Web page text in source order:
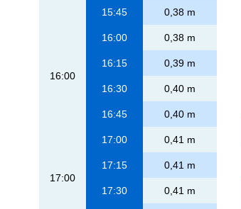
15:45 0,38 m
16:00
16:00 0,38 m
16:15 0,39 m
16:30 0,40 m
16:45 0,40 m
17:00
17:00 0,41 m
17:15 0,41 m
17:30 0,41 m